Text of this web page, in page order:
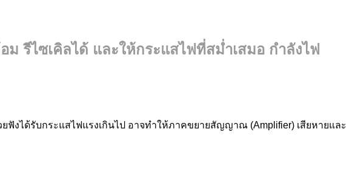
รีไซเคิลได้ และให้กระแสไฟที่สม่ำเสมอ กำลังไฟ
งได้รับกระแสไฟแรงเกินไป อาจทำให้ภาคขยายสัญญาณ (Amplifier) เสียหายและ